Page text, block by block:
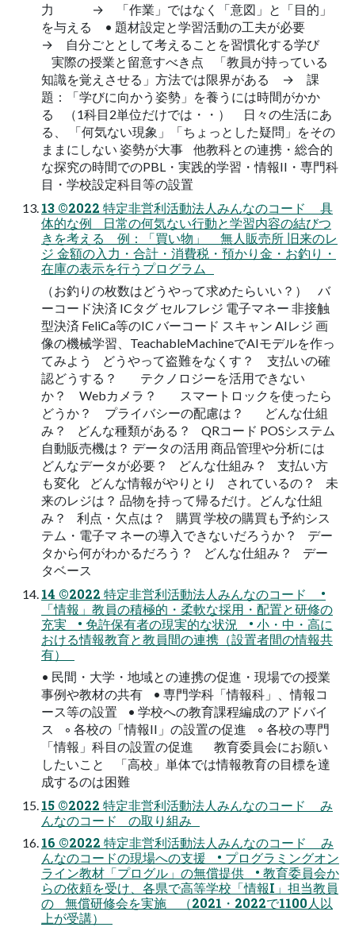
力 → 「作業」ではなく「意図」と「目的」
を与える • 題材設定と学習活動の工夫が必要
→ 自分ごととして考えることを習慣化する学び
実際の授業と留意すべき点 「教員が持っている
知識を覚えさせる」方法では限界がある → 課
題：「学びに向かう姿勢」を養うには時間がかか
る （1科目2単位だけでは・・） 日々の生活にあ
る、 「何気ない現象」「ちょっとした疑問」をその
ままにしない 姿勢が大事 他教科との連携・総合的
な探究の時間でのPBL・実践的学習・情報II・専門科
目・学校設定科目等の設置
13 ©2022 特定非営利活動法人みんなのコード 具
体的な例 日常の何気ない行動と学習内容の結びつ
きを考える 例：「買い物」 無人販売所 旧来のレ
ジ 金額の入力・合計・消費税・預かり金・お釣り・
在庫の表示を行うプログラム
（お釣りの枚数はどうやって求めたらいい？） バ
ーコード決済 ICタグ セルフレジ 電子マネー 非接触
型決済 FeliCa等のIC バーコード スキャン AIレジ 画
像の機械学習、TeachableMachineでAIモデルを作っ
てみよう どうやって盗難をなくす？ 支払いの確
認どうする？ テクノロジーを活用できない
か？ Webカメラ？ スマートロックを使ったら
どうか？ プライバシーの配慮は？ どんな仕組
み？ どんな種類がある？ QRコード POSシステム
自動販売機は？ データの活用 商品管理や分析には
どんなデータが必要？ どんな仕組み？ 支払い方
も変化 どんな情報がやりとり されているの？ 未
来のレジは？ 品物を持って帰るだけ。どんな仕組
み？ 利点・欠点は？ 購買 学校の購買も予約シス
テム・電子マ ネーの導入できないだろうか？ デー
タから何がわかるだろう？ どんな仕組み？ デー
タベース
14 ©2022 特定非営利活動法人みんなのコード •
「情報」教員の積極的・柔軟な採用・配置と研修の
充実 • 免許保有者の現実的な状況 • 小・中・高に
おける情報教育と教員間の連携（設置者間の情報共
有）
• 民間・大学・地域との連携の促進・現場での授業
事例や教材の共有 • 専門学科「情報科」、情報コ
ース等の設置 • 学校への教育課程編成のアドバイ
ス ◦ 各校の「情報II」の設置の促進 ◦ 各校の専門
「情報」科目の設置の促進 教育委員会にお願い
したいこと 「高校」単体では情報教育の目標を達
成するのは困難
15 ©2022 特定非営利活動法人みんなのコード み
んなのコード の取り組み
16 ©2022 特定非営利活動法人みんなのコード み
んなのコードの現場への支援 • プログラミングオン
ライン教材「プログル」の無償提供 • 教育委員会か
らの依頼を受け、各県で高等学校「情報I」担当教員
の 無償研修会を実施 （2021・2022で1100人以
上が受講）